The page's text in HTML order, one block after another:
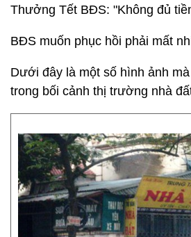
Thưởng Tết BĐS: "Không đủ
BĐS muốn phục hồi phải mất
Dưới đây là một số hình ảnh
trong bối cảnh thị trường nhà